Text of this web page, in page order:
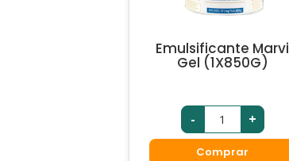
Emulsificante Marvi
Gel (1X850G)
- +
Comprar